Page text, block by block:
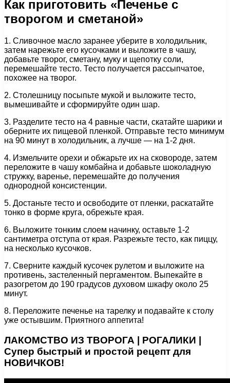
Как приготовить «Печенье с
творогом и сметаной»
1. Сливочное масло заранее уберите в холодильник,
затем нарежьте его кусочками и выложите в чашу,
добавьте творог, сметану, муку и щепотку соли,
перемешайте тесто. Тесто получается рассыпчатое,
похожее на творог.
2. Столешницу посыпьте мукой и выложите тесто,
вымешивайте и сформируйте один шар.
3. Разделите тесто на 4 равные части, скатайте шарики и
оберните их пищевой пленкой. Отправьте тесто минимум
на 90 минут в холодильник, а лучше — на 1-2 дня.
4. Измельчите орехи и обжарьте их на сковороде, затем
переложите в чашу комбайна и добавьте шоколадную
стружку, варенье, перемешайте до получения
однородной консистенции.
5. Достаньте тесто и освободите от пленки, раскатайте
тонко в форме круга, обрежьте края.
6. Выложите тонким слоем начинку, оставьте 1-2
сантиметра отступа от края. Разрежьте тесто, как пиццу,
на несколько кусочков.
7. Сверните каждый кусочек рулетом и выложите на
противень, застеленный пергаментом. Выпекайте в
разогретом до 190 градусов духовом шкафу около 25
минут.
8. Переложите печенье на тарелку и подавайте к столу
уже остывшим. Приятного аппетита!
ЛАКОМСТВО ИЗ ТВОРОГА | РОГАЛИКИ |
Супер быстрый и простой рецепт для
НОВИЧКОВ!